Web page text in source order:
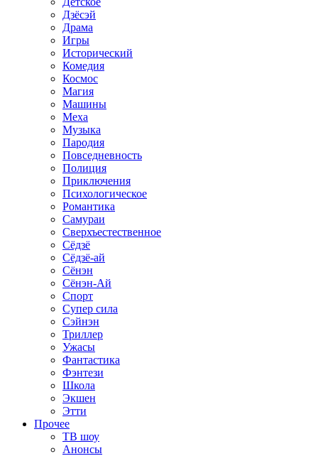
Дзёсэй
Драма
Игры
Исторический
Комедия
Космос
Магия
Машины
Меха
Музыка
Пародия
Повседневность
Полиция
Приключения
Психологическое
Романтика
Самураи
Сверхъестественное
Сёдзё
Сёдзё-ай
Сёнэн
Сёнэн-Ай
Спорт
Супер сила
Сэйнэн
Триллер
Ужасы
Фантастика
Фэнтези
Школа
Экшен
Этти
Прочее
ТВ шоу
Анонсы